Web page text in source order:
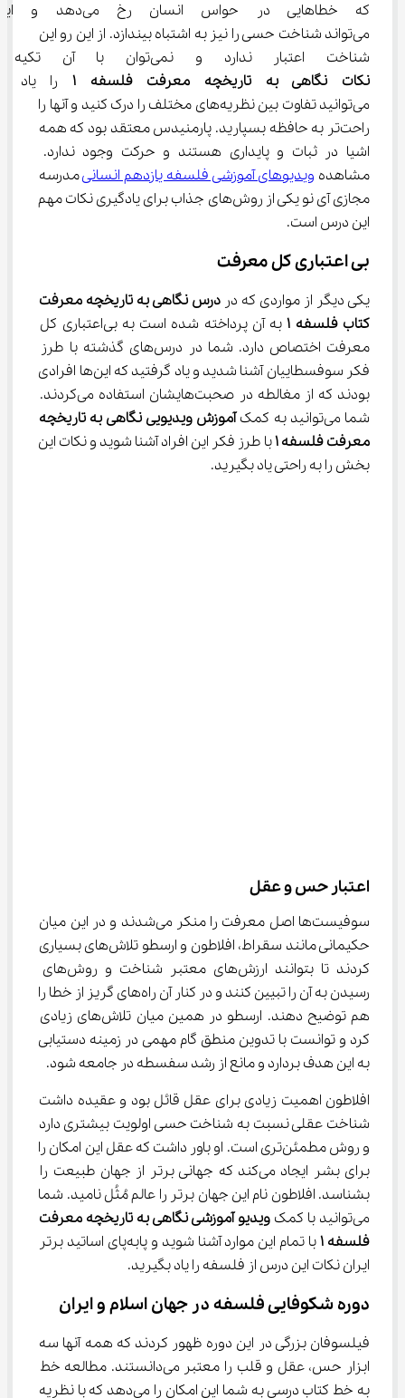
که خطاهایی در حواس
می‌تواند شناخت حسی را نیز به اشتباه بیندازد. از این رو این
شناخت اعتبار ندارد و نمی‌توان با آن تکیه کرد. وقتی شما
نکات نگاهی به تاریخچه معرفت فلسفه ۱ را یاد
می‌توانید تفاوت بین نظریه‌های مختلف را درک کنید و آنها را
راحت‌تر به حافظه بسپارید. پارمنیدس معتقد بود که همه
اشیا در ثبات و پایداری هستند و حرکت وجود ندارد.
مشاهده ویدیوهای آموزشی فلسفه یازدهم انسانی مدرسه
مجازی آی نو یکی از روش‌های جذاب برای یادگیری نکات مهم
این درس است.
بی اعتباری کل معرفت
یکی دیگر از مواردی که در درس نگاهی به تاریخچه معرفت
کتاب فلسفه ۱
به آن پرداخته شده است به بی‌اعتباری کل
معرفت اختصاص دارد. شما در درس‌های گذشته با طرز
فکر سوفسطاییان آشنا شدید و یاد گرفتید که این‌ها افرادی
بودند که از مغالطه در صحبت‌هایشان استفاده می‌کردند.
شما می‌توانید به کمک
آموزش ویدیویی نگاهی به تاریخچه
معرفت فلسفه۱ با طرز فکر این افراد آشنا شوید و نکات این
بخش را به راحتی یاد بگیرید.
اعتبار حس و عقل
سوفیست‌ها اصل معرفت را منکر می‌شدند و در این میان
حکیمانی مانند سقراط، افلاطون و ارسطو تلاش‌های بسیاری
کردند تا بتوانند ارزش‌های معتبر شناخت و روش‌های
رسیدن به آن را تبیین کنند و در کنار آن راه‌های گریز از خطا را
هم توضیح دهند. ارسطو در همین میان تلاش‌های زیادی
کرد و توانست با تدوین منطق گام مهمی در زمینه دستیابی
به این هدف بردارد و مانع از رشد سفسطه در جامعه شود.
افلاطون اهمیت زیادی برای عقل قائل بود و عقیده داشت
شناخت عقلی نسبت به شناخت حسی اولویت بیشتری دارد
و روش مطمئن‌تری است. او باور داشت که عقل این امکان را
برای بشر ایجاد می‌کند که جهانی برتر از جهان طبیعت را
بشناسد. افلاطون نام این جهان برتر را عالم مُثُل نامید. شما
می‌توانید با کمک
ویدیو آموزشی نگاهی به تاریخچه معرفت
فلسفه ۱
با تمام این موارد آشنا شوید و پابه‌پای اساتید برتر
ایران نکات این درس از فلسفه را یاد بگیرید.
دوره شکوفایی فلسفه در جهان اسلام و ایران
فیلسوفان بزرگی در این دوره ظهور کردند که همه آنها سه
ابزار حس، عقل و قلب را معتبر می‌دانستند. مطالعه خط
به خط کتاب درسی به شما این امکان را می‌دهد که با نظریه